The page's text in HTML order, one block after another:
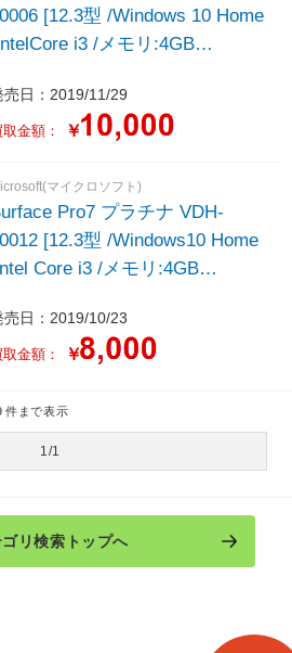
[12.3型 /Windows 10 Home
i3 /メモリ:4GB
ク) /2019年モデル]
売日：2019/11/29
取金額： ￥
マイクロソフト)
Pro7 プラチナ VDH-
[12.3型 /Windows10 Home
Core i3 /メモリ:4GB
売日：2019/10/23
取金額： ￥
件まで表示
1/1
リ検索トップへ